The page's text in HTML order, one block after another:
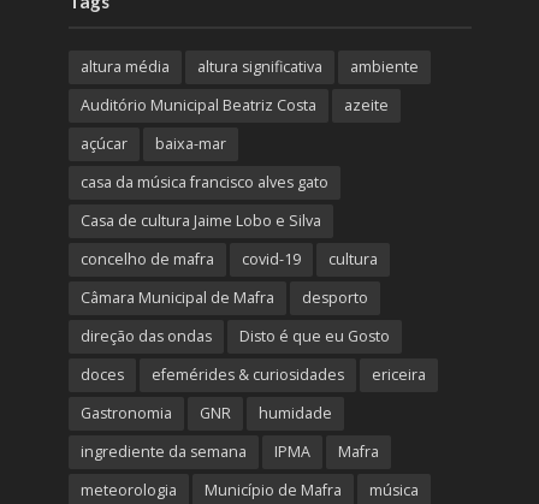
altura média altura significativa
ambiente
Auditório Municipal Beatriz Costa
azeite
açúcar
baixa-mar
casa da música francisco alves gato
Casa de cultura Jaime Lobo e Silva
concelho de mafra
covid-19
cultura
Câmara Municipal de Mafra
desporto
direção das ondas
Disto é que eu Gosto
doces
efemérides & curiosidades
ericeira
Gastronomia
GNR
humidade
ingrediente da semana
IPMA
Mafra
meteorologia
Município de Mafra música